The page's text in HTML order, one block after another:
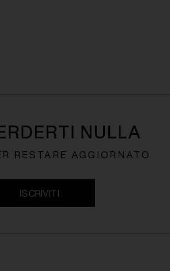
NULLA
RESTARE AGGIORNATO
ISCRIVITI